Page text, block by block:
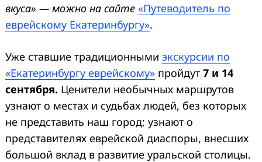
вкуса» — можно на сайте «Путеводитель по
еврейскому Екатеринбургу».
Уже ставшие традиционными экскурсии по
«Екатеринбургу еврейскому» пройдут 7 и 14
сентября. Ценители необычных маршрутов
узнают о местах и судьбах людей, без которых
не представить наш город; узнают о
представителях еврейской диаспоры, внесших
большой вклад в развитие уральской столицы.